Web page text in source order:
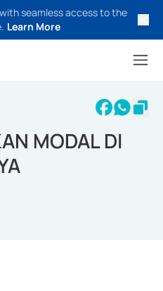
seamless access to the
Learn More
MODAL DI